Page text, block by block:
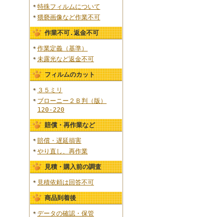
特殊フィルムについて
猥褻画像など作業不可
作業不可.返金不可
作業定義（基準）
未露光など返金不可
フィルムのカット
３５ミリ
ブローニー２Ｂ判（版）
120-220
賠償・再作業など
賠償・遅延損害
やり直し、再作業
見積・購入前の調査
見積依頼は回答不可
商品到着後
データの確認・保管